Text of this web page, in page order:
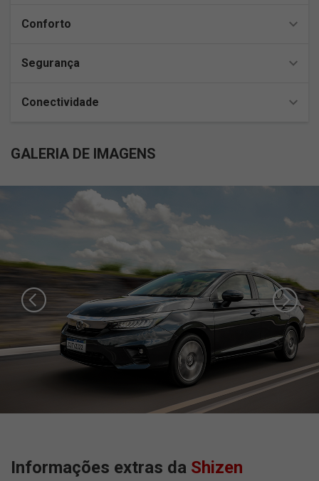
Conforto
Segurança
Conectividade
GALERIA DE IMAGENS
Informações extras da Shizen